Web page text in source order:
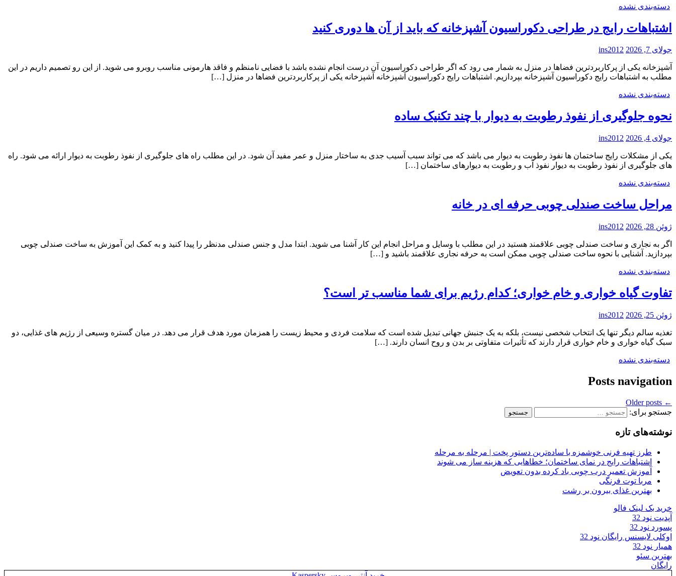
دسته‌بندی نشده
اشتباهات رایج در طراحی دکوراسیون آشپزخانه که باید از آن ها دوری کنید
جولای 7, 2026 ins2012
آشپزخانه یکی از پرکاربردترین فضاها در منزل به شمار می رود که اگر طراحی دکوراسیون آن درست انجام نشده باشد با فضایی نامنظم و فاقد هارمونی مناسب روبرو می شوید. از این رو تصمیم داریم در این
مطلب به اشتباهات رایج دکوراسیون آشپزخانه بپردازیم. اشتباهات رایج دکوراسیون آشپزخانه آشپزخانه یکی از پرکاربردترین فضاها در منزل […]
دسته‌بندی نشده
نحوه جلوگیری از نفوذ رطوبت به دیوار با چند تکنیک ساده
جولای 4, 2026 ins2012
یکی از مشکلات رایج ساختمان ها نفوذ رطوبت به دیوار می باشد که می تواند سبب آسیب جدی به ساختار منزل و عمر مفید آن شود. در این مطلب راه های جلوگیری از نفوذ رطوبت به دیوار ارائه می شود. راه
های جلوگیری از نفوذ رطوبت به دیوار نفوذ آب و رطوبت به دیوارهای ساختمان […]
دسته‌بندی نشده
مراحل ساخت صندلی چوبی حرفه ای در خانه
ژوئن 28, 2026 ins2012
اگر به نجاری و ساخت صندلی چوبی علاقمند هستید در این مطلب با وسایل و مراحل انجام این کار آشنا می شوید. ابتدا مدل و جنس صندلی مدنظر را پیدا کنید و به کمک این آموزش به ساخت صندلی چوبی
بپردازید. آشنایی با نحوه ساخت صندلی چوبی ممکن است به حرفه نجاری علاقمند باشید و […]
دسته‌بندی نشده
تفاوت گیاه خواری و خام خواری؛ کدام رژیم برای شما مناسب تر است؟
ژوئن 25, 2026 ins2012
تغذیه سالم دیگر تنها یک انتخاب شخصی نیست، بلکه به یک جنبش جهانی تبدیل شده است که سلامت فردی و محیط زیست را همزمان مورد هدف قرار می دهد. در میان گستره وسیعی از رژیم های غذایی، دو
سبک گیاه خواری و خام خواری قرار دارند که تأثیرات متفاوتی بر بدن و روح انسان دارند. […]
دسته‌بندی نشده
Posts navigation
←
جستجو برای:
نوشته‌های تازه
طرز تهیه فرنی خوشمزه با ساده‌ترین دستور پخت | مرحله به مرحله
اشتباهات رایج در نمای ساختمان؛ خطاهایی که هزینه ساز می شوند
آموزش تعمیر درب چوبی باد کرده بدون تعویض
مربا توت فرنگی
بهترین غذای بیرون بر رشت
خرید بک لینک فالو
آپدیت نود 32
پسورد نود 32
اوکلی لایسنس رایگان نود 32
همیار نود 32
بهترین سئو
رایگان